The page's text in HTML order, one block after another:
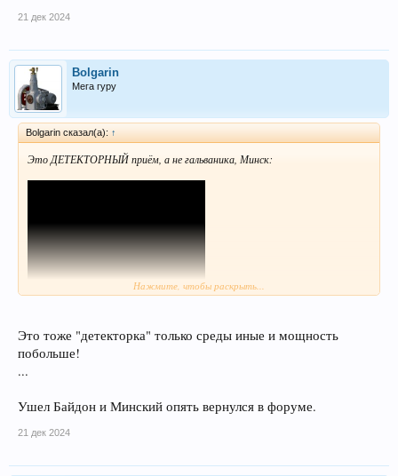
21 дек 2024
Bolgarin
Мега гуру
Bolgarin сказал(а): ↑
Это ДЕТЕКТОРНЫЙ приём, а не гальваника, Минск:
Код:
!
Нажмите, чтобы раскрыть...
Это тоже "детекторка" только среды иные и мощность
побольше!
...
Ушел Байдон и Минский опять вернулся в форуме.
21 дек 2024